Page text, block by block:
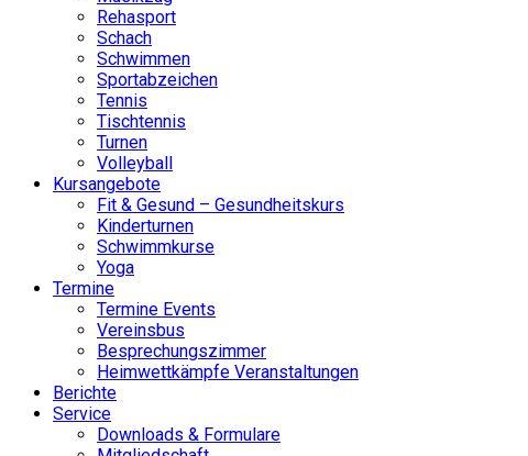
Rehasport
Schach
Schwimmen
Sportabzeichen
Tennis
Tischtennis
Turnen
Volleyball
Kursangebote
Fit & Gesund – Gesundheitskurs
Kinderturnen
Schwimmkurse
Yoga
Termine
Termine Events
Vereinsbus
Besprechungszimmer
Heimwettkämpfe Veranstaltungen
Berichte
Service
Downloads & Formulare